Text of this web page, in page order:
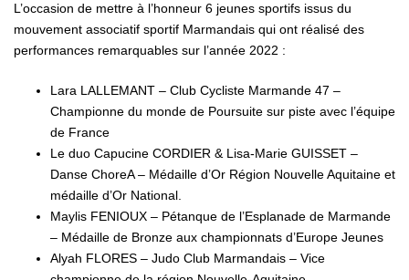
L’occasion de mettre à l’honneur 6 jeunes sportifs issus du
mouvement associatif sportif Marmandais qui ont réalisé des
performances remarquables sur l’année 2022 :
Lara LALLEMANT – Club Cycliste Marmande 47 –
Championne du monde de Poursuite sur piste avec l’équipe
de France
Le duo Capucine CORDIER & Lisa-Marie GUISSET –
Danse ChoreA – Médaille d’Or Région Nouvelle Aquitaine et
médaille d’Or National.
Maylis FENIOUX – Pétanque de l’Esplanade de Marmande
– Médaille de Bronze aux championnats d’Europe Jeunes
Alyah FLORES – Judo Club Marmandais – Vice